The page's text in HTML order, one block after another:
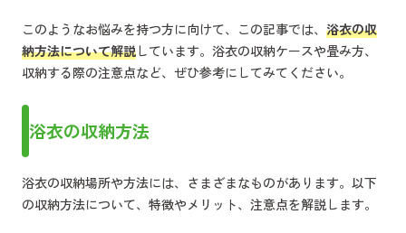
このようなお悩みを持つ方に向けて、この記事では、 浴衣の収
納方法について解説しています。浴衣の収納ケースや畳み方、
収納する際の注意点など、ぜひ参考にしてみてください。
浴衣の収納方法
浴衣の収納場所や方法には、さまざまなものがあります。以下
の収納方法について、特徴やメリット、注意点を解説します。